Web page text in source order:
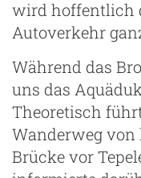
wird hoffentlich
Autoverkehr
Während das
uns das
Theoretisch
Wanderweg von
Brücke vor